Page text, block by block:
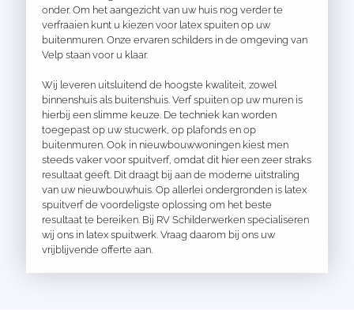
onder. Om het aangezicht van uw huis nog verder te
verfraaien kunt u kiezen voor latex spuiten op uw
buitenmuren. Onze ervaren schilders in de omgeving van
Velp staan voor u klaar.
Wij leveren uitsluitend de hoogste kwaliteit, zowel
binnenshuis als buitenshuis. Verf spuiten op uw muren is
hierbij een slimme keuze. De techniek kan worden
toegepast op uw stucwerk, op plafonds en op
buitenmuren. Ook in nieuwbouwwoningen kiest men
steeds vaker voor spuitverf, omdat dit hier een zeer straks
resultaat geeft. Dit draagt bij aan de moderne uitstraling
van uw nieuwbouwhuis. Op allerlei ondergronden is latex
spuitverf de voordeligste oplossing om het beste
resultaat te bereiken. Bij RV Schilderwerken specialiseren
wij ons in latex spuitwerk. Vraag daarom bij ons uw
vrijblijvende offerte aan.